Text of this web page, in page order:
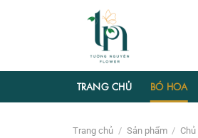
TRANG CHỦ BÓ HOA
Trang chủ / Sản phẩm /